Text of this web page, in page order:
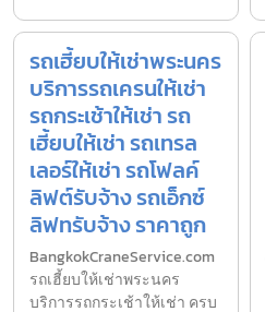
รถเฮี้ยบให้เช่าพระนคร
บริการรถเครนให้เช่า
รถกระเช้าให้เช่า รถ
เฮี้ยบให้เช่า รถเทรล
เลอร์ให้เช่า รถโฟลค์
ลิฟต์รับจ้าง รถเอ็กซ์
ลิฟทรับจ้าง ราคาถูก
BangkokCraneService.com
รถเฮี้ยบให้เช่าพระนคร
บริการรถกระเช้าให้เช่า ครบ